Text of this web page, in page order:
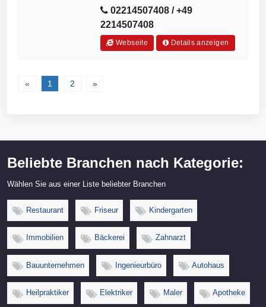
02214507408 / +49
2214507408
Webseite Details anzeigen
« 1 2 »
Beliebte Branchen nach Kategorie:
Wählen Sie aus einer Liste beliebter Branchen
Restaurant Friseur Kindergarten
Immobilien Bäckerei Zahnarzt
Bauunternehmen Ingenieurbüro Autohaus
Heilpraktiker Elektriker Maler Apotheke